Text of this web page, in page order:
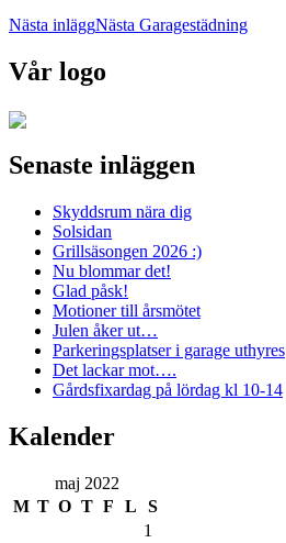
Nästa inläggNästa Garagestädning
Vår logo
Senaste inläggen
Skyddsrum nära dig
Solsidan
Grillsäsongen 2026 :)
Nu blommar det!
Glad påsk!
Motioner till årsmötet
Julen åker ut…
Parkeringsplatser i garage uthyres
Det lackar mot….
Gårdsfixardag på lördag kl 10-14
Kalender
maj 2022
M T O T F L
S
1